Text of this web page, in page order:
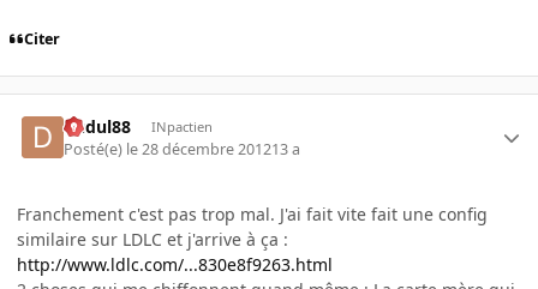
Citer
dudul88 INpactien
Posté(e) le 28 décembre 201213 a
Franchement c'est pas trop mal. J'ai fait vite fait une config
similaire sur LDLC et j'arrive à ça :
http://www.ldlc.com/...830e8f9263.html